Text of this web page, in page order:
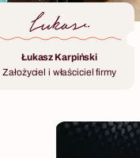
Łukasz Karpiński
Założyciel i właściciel firmy